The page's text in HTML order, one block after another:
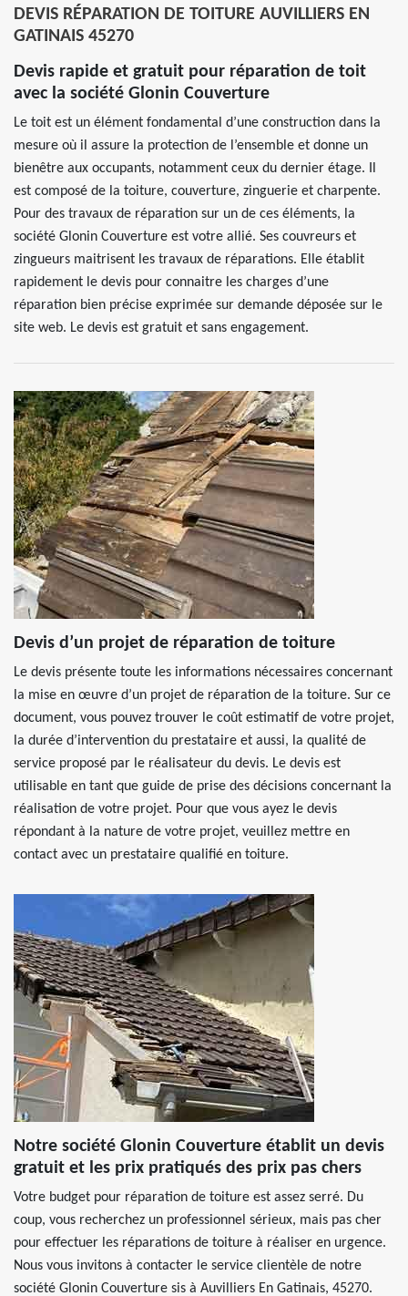
DEVIS RÉPARATION DE TOITURE AUVILLIERS EN
GATINAIS 45270
Devis rapide et gratuit pour réparation de toit
avec la société Glonin Couverture
Le toit est un élément fondamental d’une construction dans la
mesure où il assure la protection de l’ensemble et donne un
bienêtre aux occupants, notamment ceux du dernier étage. Il
est composé de la toiture, couverture, zinguerie et charpente.
Pour des travaux de réparation sur un de ces éléments, la
société Glonin Couverture est votre allié. Ses couvreurs et
zingueurs maitrisent les travaux de réparations. Elle établit
rapidement le devis pour connaitre les charges d’une
réparation bien précise exprimée sur demande déposée sur le
site web. Le devis est gratuit et sans engagement.
Devis d’un projet de réparation de toiture
Le devis présente toute les informations nécessaires concernant
la mise en œuvre d’un projet de réparation de la toiture. Sur ce
document, vous pouvez trouver le coût estimatif de votre projet,
la durée d’intervention du prestataire et aussi, la qualité de
service proposé par le réalisateur du devis. Le devis est
utilisable en tant que guide de prise des décisions concernant la
réalisation de votre projet. Pour que vous ayez le devis
répondant à la nature de votre projet, veuillez mettre en
contact avec un prestataire qualifié en toiture.
Notre société Glonin Couverture établit un devis
gratuit et les prix pratiqués des prix pas chers
Votre budget pour réparation de toiture est assez serré. Du
coup, vous recherchez un professionnel sérieux, mais pas cher
pour effectuer les réparations de toiture à réaliser en urgence.
Nous vous invitons à contacter le service clientèle de notre
société Glonin Couverture sis à Auvilliers En Gatinais, 45270.